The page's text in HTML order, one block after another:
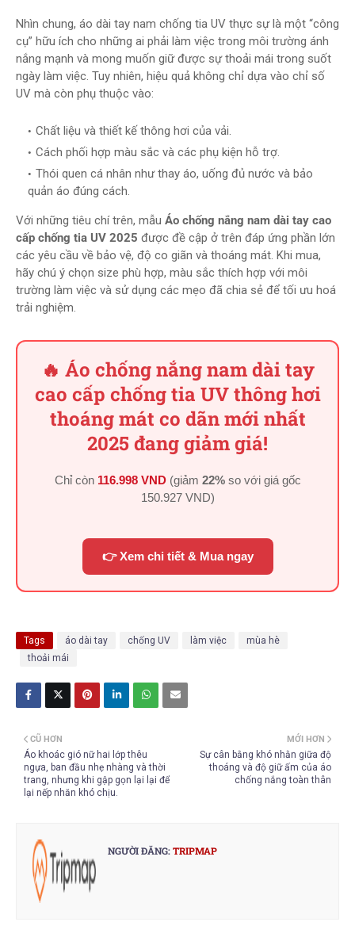
Nhìn chung, áo dài tay nam chống tia UV thực sự là một “công
cụ” hữu ích cho những ai phải làm việc trong môi trường ánh
nắng mạnh và mong muốn giữ được sự thoải mái trong suốt
ngày làm việc. Tuy nhiên, hiệu quả không chỉ dựa vào chỉ số
UV mà còn phụ thuộc vào:
Chất liệu và thiết kế thông hơi của vải.
Cách phối hợp màu sắc và các phụ kiện hỗ trợ.
Thói quen cá nhân như thay áo, uống đủ nước và bảo
quản áo đúng cách.
Với những tiêu chí trên, mẫu Áo chống nắng nam dài tay cao
cấp chống tia UV 2025 được đề cập ở trên đáp ứng phần lớn
các yêu cầu về bảo vệ, độ co giãn và thoáng mát. Khi mua,
hãy chú ý chọn size phù hợp, màu sắc thích hợp với môi
trường làm việc và sử dụng các mẹo đã chia sẻ để tối ưu hoá
trải nghiệm.
🔥 Áo chống nắng nam dài tay
cao cấp chống tia UV thông hơi
thoáng mát co dãn mới nhất
2025 đang giảm giá!
Chỉ còn 116.998 VND(giảm 22%so với giá gốc
150.927 VND)
👉 Xem chi tiết & Mua ngay
Tags áo dài tay chống UV làm việc
mùa hè
thoải mái
MỚI HƠN
Sự cân bằng khó nhằn giữa độ
thoáng và độ giữ ấm của áo
chống nắng toàn thân
CŨ HƠN
Áo khoác gió nữ hai lớp thêu
ngựa, ban đầu nhẹ nhàng và thời
trang, nhưng khi gập gọn lại lại để
lại nếp nhăn khó chịu.
NGƯỜI ĐĂNG:TRIPMAP